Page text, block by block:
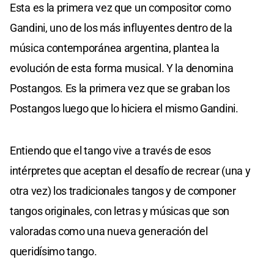
Esta es la primera vez que un compositor como
Gandini, uno de los más influyentes dentro de la
música contemporánea argentina, plantea la
evolución de esta forma musical. Y la denomina
Postangos. Es la primera vez que se graban los
Postangos luego que lo hiciera el mismo Gandini.
Entiendo que el tango vive a través de esos
intérpretes que aceptan el desafío de recrear (una y
otra vez) los tradicionales tangos y de componer
tangos originales, con letras y músicas que son
valoradas como una nueva generación del
queridísimo tango.